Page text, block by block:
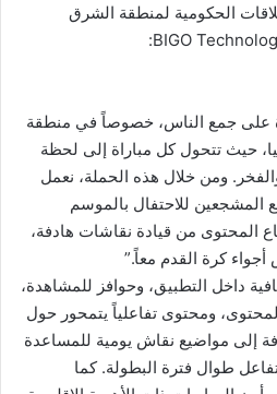
الحكومية لمنطقة الشرق
على جمع الناس، خصوصاً في منطقة
حيث تتحول كل مباراة إلى لحظة
ومن خلال هذه الحملة، نعمل
المشجعين للاحتفال بالموسم
المحتوى من قيادة نقاشات هادفة،
كرة القدم معاً.”
داخل التطبيق، وحوافز للمشاهدة،
ومحتوى تفاعلياً يتمحور حول
إلى مواضيع نقاش يومية للمساعدة
طوال فترة البطولة. كما